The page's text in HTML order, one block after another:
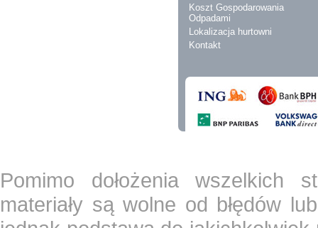
Koszt Gospodarowania
Odpadami
Lokalizacja hurtowni
Kontakt
Pomimo dołożenia wszelkich
materiały są wolne od błędów